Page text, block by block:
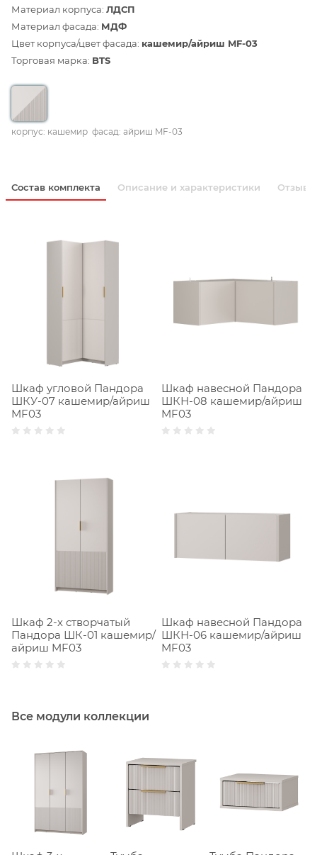
Материал корпуса: ЛДСП
Материал фасада: МДФ
Цвет корпуса/цвет фасада: кашемир/айриш MF-03
Торговая марка: BTS
корпус: кашемир фасад: айриш MF-03
Состав комплекта Описание и характеристики Отзывы
Шкаф угловой Пандора
ШКУ-07 кашемир/айриш
MF03
Шкаф навесной Пандора
ШКН-08 кашемир/айриш
MF03
Шкаф 2-х створчатый
Пандора ШК-01 кашемир/
айриш MF03
Шкаф навесной Пандора
ШКН-06 кашемир/айриш
MF03
Все модули коллекции